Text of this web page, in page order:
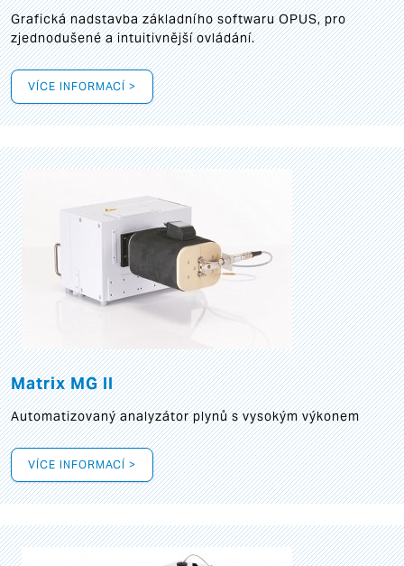
Grafickánadstavba základního softwaru OPUS, pro
zjednodušené a intuitivnější ovládání.
VÍCE INFORMACÍ >
Matrix MG II
Automatizovaný analyzátor plynů s vysokým výkonem
VÍCE INFORMACÍ >